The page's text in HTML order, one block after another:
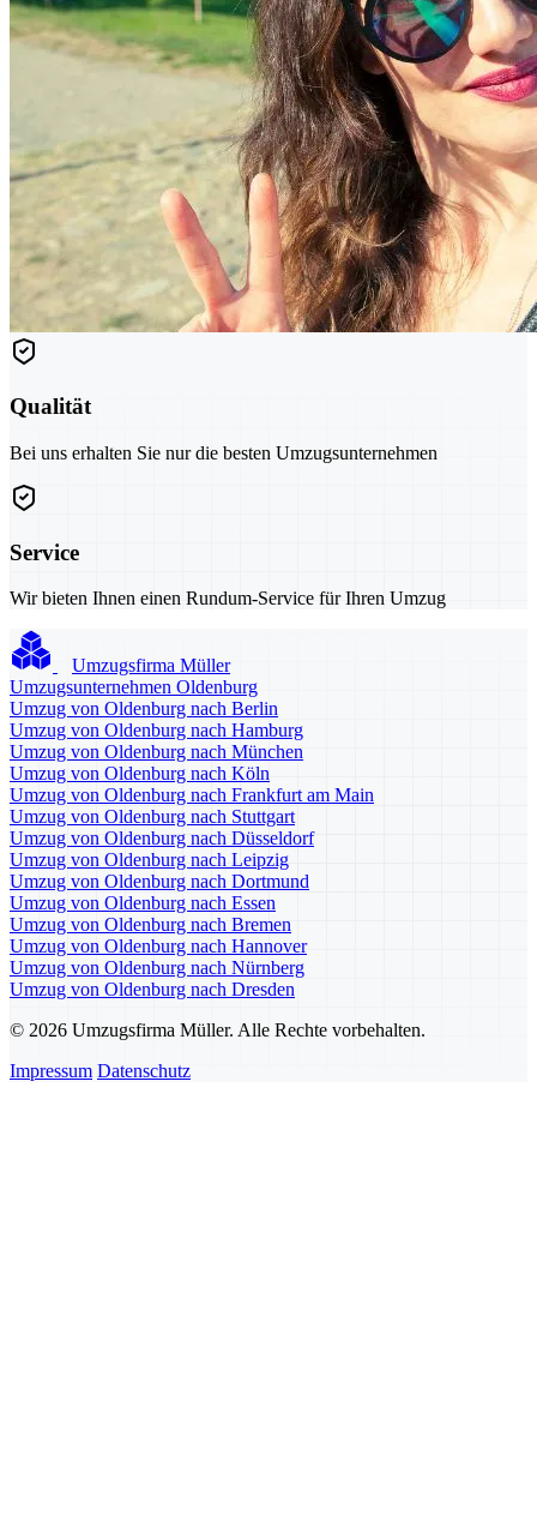
Qualität
Bei uns erhalten Sie nur die besten Umzugsunternehmen
Service
Wir bieten Ihnen einen Rundum-Service für Ihren Umzug
Umzugsfirma Müller
Umzugsunternehmen Oldenburg
Umzug von Oldenburg nach Berlin
Umzug von Oldenburg nach Hamburg
Umzug von Oldenburg nach München
Umzug von Oldenburg nach Köln
Umzug von Oldenburg nach Frankfurt am Main
Umzug von Oldenburg nach Stuttgart
Umzug von Oldenburg nach Düsseldorf
Umzug von Oldenburg nach Leipzig
Umzug von Oldenburg nach Dortmund
Umzug von Oldenburg nach Essen
Umzug von Oldenburg nach Bremen
Umzug von Oldenburg nach Hannover
Umzug von Oldenburg nach Nürnberg
Umzug von Oldenburg nach Dresden
© 2026 Umzugsfirma Müller. Alle Rechte vorbehalten.
Impressum Datenschutz